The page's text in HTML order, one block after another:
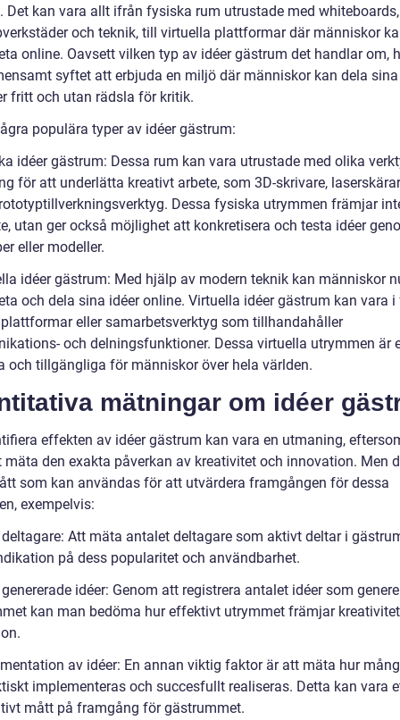
Det kan vara allt ifrån fysiska rum utrustade med whiteboards,
och teknik, till virtuella plattformar där människor
online. Oavsett vilken typ av idéer gästrum det handlar om,
syftet att erbjuda en miljö där människor kan dela
fritt och utan rädsla för kritik.
populära typer av idéer gästrum:
idéer gästrum: Dessa rum kan vara utrustade med olika
för att underlätta kreativt arbete, som 3D-skrivare,
Dessa fysiska utrymmen främjar
utan ger också möjlighet att konkretisera och testa idéer
eller modeller.
idéer gästrum: Med hjälp av modern teknik kan människor
och dela sina idéer online. Virtuella idéer gästrum kan vara
eller samarbetsverktyg som tillhandahåller
och delningsfunktioner. Dessa virtuella utrymmen är
och tillgängliga för människor över hela världen.
mätningar om idéer
effekten av idéer gästrum kan vara en utmaning,
mäta den exakta påverkan av kreativitet och innovation. Men
som kan användas för att utvärdera framgången för dessa
exempelvis:
Att mäta antalet deltagare som aktivt deltar i
på dess popularitet och användbarhet.
idéer: Genom att registrera antalet idéer som
kan man bedöma hur effektivt utrymmet främjar
av idéer: En annan viktig faktor är att mäta hur
implementeras och succesfullt realiseras. Detta kan vara
mått på framgång för gästrummet.